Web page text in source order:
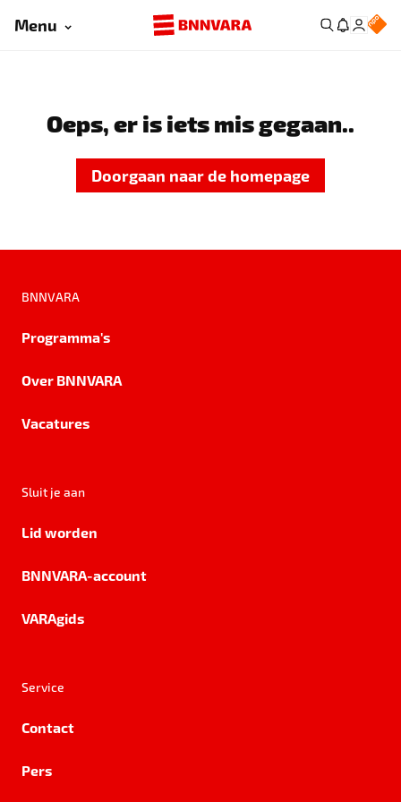
Menu
Oeps, er is iets mis gegaan..
Doorgaan naar de homepage
BNNVARA
Programma's
Over BNNVARA
Vacatures
Sluit je aan
Lid worden
BNNVARA-account
VARAgids
Service
Contact
Pers